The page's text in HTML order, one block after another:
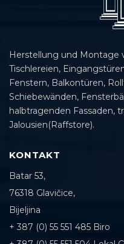
Herstellung und Montage
Tischlereien,
Fenstern, Balkontüren,
Schiebewänden,
halbtragenden Fassaden,
Jalousien(Raffstore).
KONTAKT
Batar 53,
76318 Glavičice,
Bijeljina
+ 387 (0) 55 551 485 Biro